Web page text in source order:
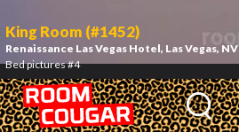
King Room (#1452)
Renaissance Las Vegas Hotel, Las Vegas, NV
Bed pictures #4